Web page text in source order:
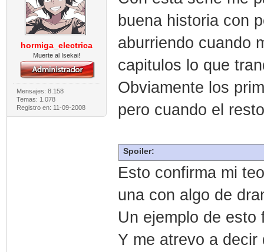
hormiga_electrica
Muerte al Isekai!
Mensajes: 8.158
Temas: 1.078
Registro en: 11-09-2008
buena historia con
aburriendo cuando
capitulos lo que
Obviamente los
pero cuando el
Spoiler:
Esto confirma mi
una con algo de
Un ejemplo de esto
Y me atrevo a